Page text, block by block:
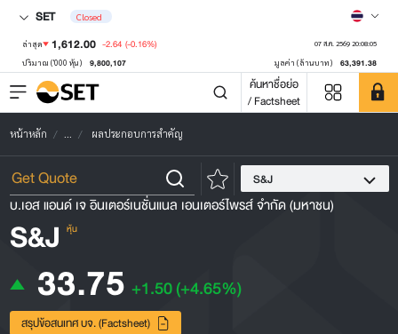
SET Closed
ล่าสุด 1,612.00 -2.64 (-0.16%) 07 ส.ค. 2569 20:08:05
ปริมาณ ('000 หุ้น) 9,800,107 มูลค่า (ล้านบาท) 63,391.38
ค้นหาชื่อย่อ
/ Factsheet
หน้าหลัก ... ผลประกอบการสำคัญ
S&J
บ.เอส แอนด์ เจ อินเตอร์เนชั่นแนล เอนเตอร์ไพรส์ จำกัด (มหาชน)
S&J หุ้น
33.75 +1.50(+4.65%)
สรุปข้อสนเทศ บจ. (Factsheet)